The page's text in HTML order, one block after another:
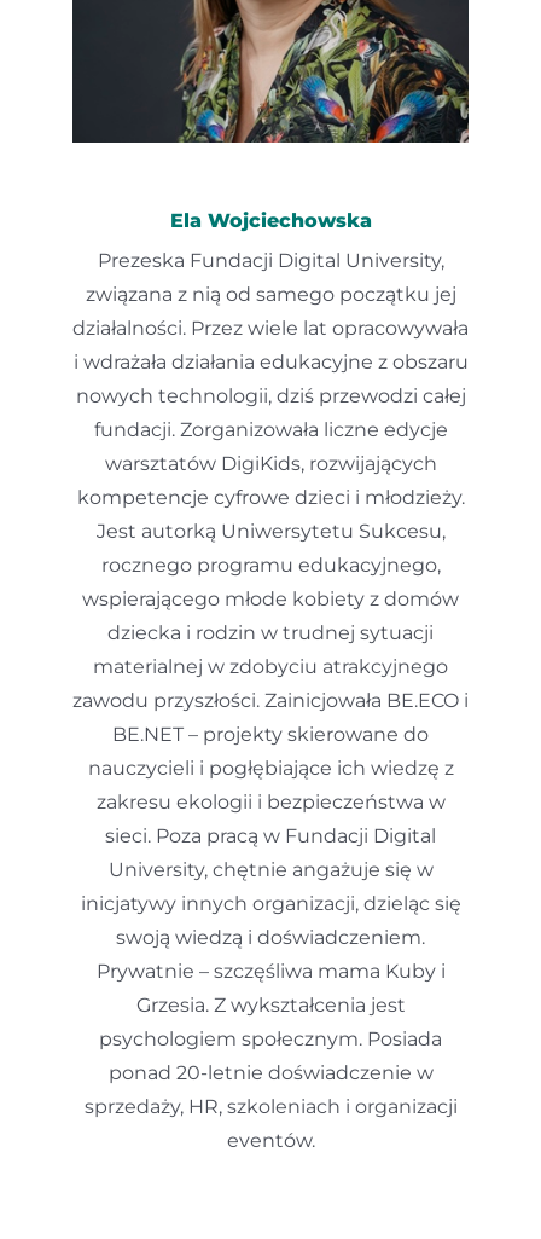
Ela Wojciechowska
Prezeska Fundacji Digital University,
związana z nią od samego początku jej
działalności. Przez wiele lat opracowywała
i wdrażała działania edukacyjne z obszaru
nowych technologii, dziś przewodzi całej
fundacji. Zorganizowała liczne edycje
warsztatów DigiKids, rozwijających
kompetencje cyfrowe dzieci i młodzieży.
Jest autorką Uniwersytetu Sukcesu,
rocznego programu edukacyjnego,
wspierającego młode kobiety z domów
dziecka i rodzin w trudnej sytuacji
materialnej w zdobyciu atrakcyjnego
zawodu przyszłości. Zainicjowała BE.ECO i
BE.NET – projekty skierowane do
nauczycieli i pogłębiające ich wiedzę z
zakresu ekologii i bezpieczeństwa w
sieci. Poza pracą w Fundacji Digital
University, chętnie angażuje się w
inicjatywy innych organizacji, dzieląc się
swoją wiedzą i doświadczeniem.
Prywatnie – szczęśliwa mama Kuby i
Grzesia. Z wykształcenia jest
psychologiem społecznym. Posiada
ponad 20-letnie doświadczenie w
sprzedaży, HR, szkoleniach i organizacji
eventów.